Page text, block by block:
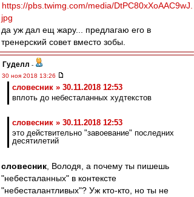
https://pbs.twimg.com/media/DtPC80xXoAAC9wJ.
jpg
да уж дал ещ жару... предлагаю его в
тренерский совет вместо зобы.
Гуделл -
30 ноя 2018 13:26
словесник » 30.11.2018 12:53
вплоть до небесталанных худтекстов
словесник » 30.11.2018 12:53
это действительно "завоевание" последних
десятилетий
словесник , Володя, а почему ты пишешь
"небесталанных" в контексте
"небесталантливых"? Уж кто-кто, но ты не